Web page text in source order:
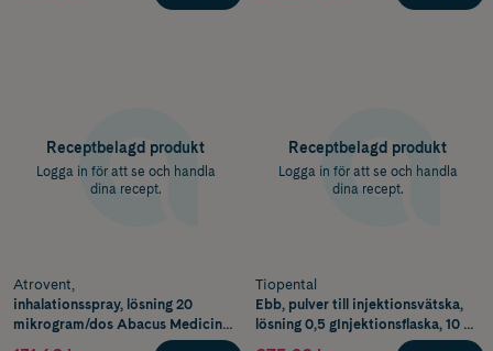
Receptbelagd produkt
Logga in för att se och handla
dina recept.
Atrovent,
inhalationsspray, lösning 20
mikrogram/dos Abacus Medicine
A/SSpraybehållare med
Receptbelagd produkt
Logga in för att se och handla
dina recept.
Tiopental
Ebb, pulver till injektionsvätska,
lösning 0,5 gInjektionsflaska, 10 x